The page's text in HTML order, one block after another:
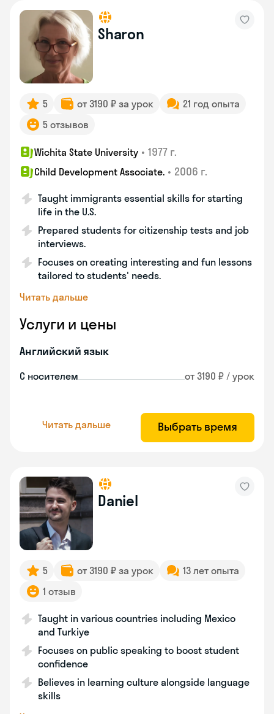
Sharon
5 от 3190 ₽ за урок
21 год опыта
5 отзывов
Wichita State University • 1977 г.
Child Development Associate. • 2006 г.
Taught immigrants essential skills for starting
life in the U.S.
Prepared students for citizenship tests and job
interviews.
Focuses on creating interesting and fun lessons
tailored to students' needs.
Читать дальше
Услуги и цены
Английский язык
С носителем от 3190 ₽ / урок
Читать дальше Выбрать время
Daniel
5 от 3190 ₽ за урок
13 лет опыта
1 отзыв
Taught in various countries including Mexico
and Turkiye
Focuses on public speaking to boost student
confidence
Believes in learning culture alongside language
skills